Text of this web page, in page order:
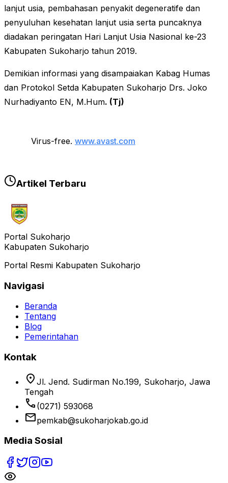
lanjut usia, pembahasan penyakit degeneratife dan
penyuluhan kesehatan lanjut usia serta puncaknya
diadakan peringatan Hari Lanjut Usia Nasional ke-23
Kabupaten Sukoharjo tahun 2019.
Demikian informasi yang disampaiakan Kabag Humas
dan Protokol Setda Kabupaten Sukoharjo Drs. Joko
Nurhadiyanto EN, M.Hum. (Tj)
Virus-free. www.avast.com
Artikel Terbaru
Portal Sukoharjo
Kabupaten Sukoharjo
Portal Resmi Kabupaten Sukoharjo
Navigasi
Beranda
Tentang
Blog
Pemerintahan
Kontak
location_on Jl. Jend. Sudirman No.199, Sukoharjo, Jawa
Tengah
phone (0271) 593068
emailpemkab@sukoharjokab.go.id
Media Sosial